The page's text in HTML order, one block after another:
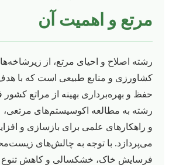
مرتع و اهمیت آن
رشته اصلاح و احیای مرتع، از
کشاورزی و منابع طبیعی است که با هدف
حفظ و بهره‌برداری بهینه از مراتع کشور
رشته به مطالعه اکوسیستم‌های مرتعی،
و راهکارهای علمی برای بازسازی و
می‌پردازد. با توجه به چالش‌های
فرسایش خاک، خشکسالی و کاهش تنوع